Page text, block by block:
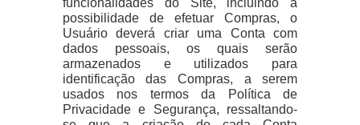
funcionalidades do Site, incluindo a
possibilidade de efetuar Compras, o
Usuário deverá criar uma Conta com
dados pessoais, os quais serão
armazenados e utilizados para
identificação das Compras, a serem
usados nos termos da Política de
Privacidade e Segurança, ressaltando-